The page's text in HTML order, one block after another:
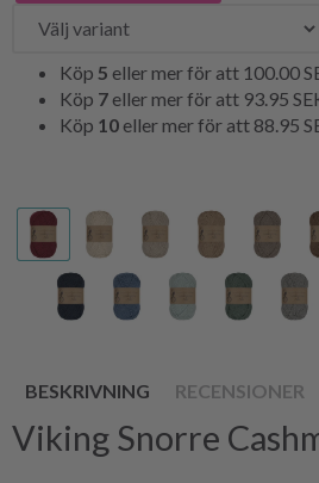
Köp 5 eller mer för att 100.00
Köp 7 eller mer för att 93.95
Köp 10 eller mer för att 88.95
BESKRIVNING RECENSIONER
Viking Snorre